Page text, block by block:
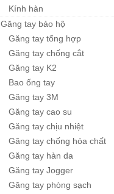
Kính hàn
Găng tay bảo hộ
Găng tay tổng hợp
Găng tay chống cắt
Găng tay K2
Bao ống tay
Găng tay 3M
Găng tay cao su
Găng tay chịu nhiệt
Găng tay chống hóa chất
Găng tay hàn da
Găng tay Jogger
Găng tay phòng sạch